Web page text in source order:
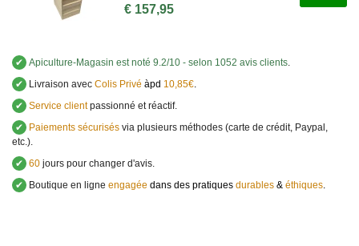
€ 157,95
✔ Apiculture-Magasin est noté 9.2/10 - selon 1052 avis clients
✔
Livraison avec Colis Privé àpd 10,85€
✔ Service clientpassionné et réactif.
✔
Paiements sécurisés via plusieurs méthodes (carte de crédit, Paypal,
etc.).
✔ 60 jours pour changer d'avis.
✔
Boutique en ligne engagée dans des pratiques durables & éthiques